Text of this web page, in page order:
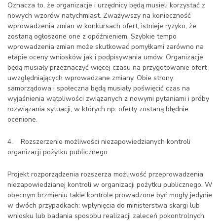
Oznacza to, że organizacje i urzędnicy będą musieli korzystać z
nowych wzorów natychmiast. Zważywszy na konieczność
wprowadzenia zmian w konkursach ofert, istnieje ryzyko, że
zostaną ogłoszone one z opóźnieniem. Szybkie tempo
wprowadzenia zmian może skutkować pomyłkami zarówno na
etapie oceny wniosków jak i podpisywania umów. Organizacje
będą musiały przeznaczyć więcej czasu na przygotowanie ofert
uwzględniających wprowadzane zmiany. Obie strony:
samorządowa i społeczna będą musiały poświęcić czas na
wyjaśnienia wątpliwości związanych z nowymi pytaniami i próby
rozwiązania sytuacji, w których np. oferty zostaną błędnie
ocenione.
4. Rozszerzenie możliwości niezapowiedzianych kontroli
organizacji pożytku publicznego
Projekt rozporządzenia rozszerza możliwość przeprowadzenia
niezapowiedzianej kontroli w organizacji pożytku publicznego. W
obecnym brzmieniu takie kontrole prowadzone być mogły jedynie
w dwóch przypadkach: wpłynięcia do ministerstwa skargi lub
wniosku lub badania sposobu realizacji zaleceń pokontrolnych.